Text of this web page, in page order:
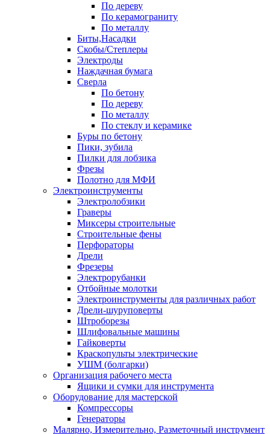
По дереву
По керамограниту
По металлу
Биты,Насадки
Скобы/Степлеры
Электроды
Наждачная бумага
Сверла
По бетону
По дереву
По металлу
По стеклу и керамике
Буры по бетону
Пики, зубила
Пилки для лобзика
Фрезы
Полотно для МФИ
Электроинструменты
Электролобзики
Граверы
Миксеры строительные
Строительные фены
Перфораторы
Дрели
Фрезеры
Электрорубанки
Отбойные молотки
Электроинструменты для различных работ
Дрели-шуруповерты
Штроборезы
Шлифовальные машины
Гайковерты
Краскопульты электрические
УШМ (болгарки)
Организация рабочего места
Ящики и сумки для инструмента
Оборудование для мастерской
Компрессоры
Генераторы
Малярно, Измерительно, Разметочный инструмент